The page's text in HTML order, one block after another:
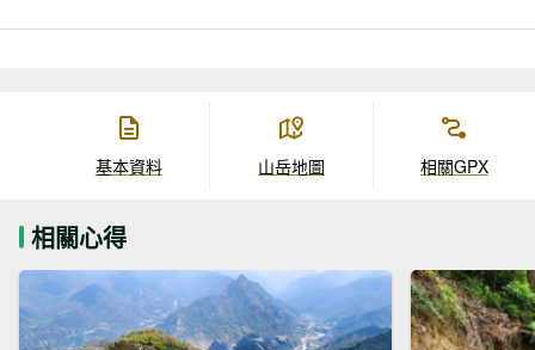
基本資料 山岳地圖 相關GPX
相關心得